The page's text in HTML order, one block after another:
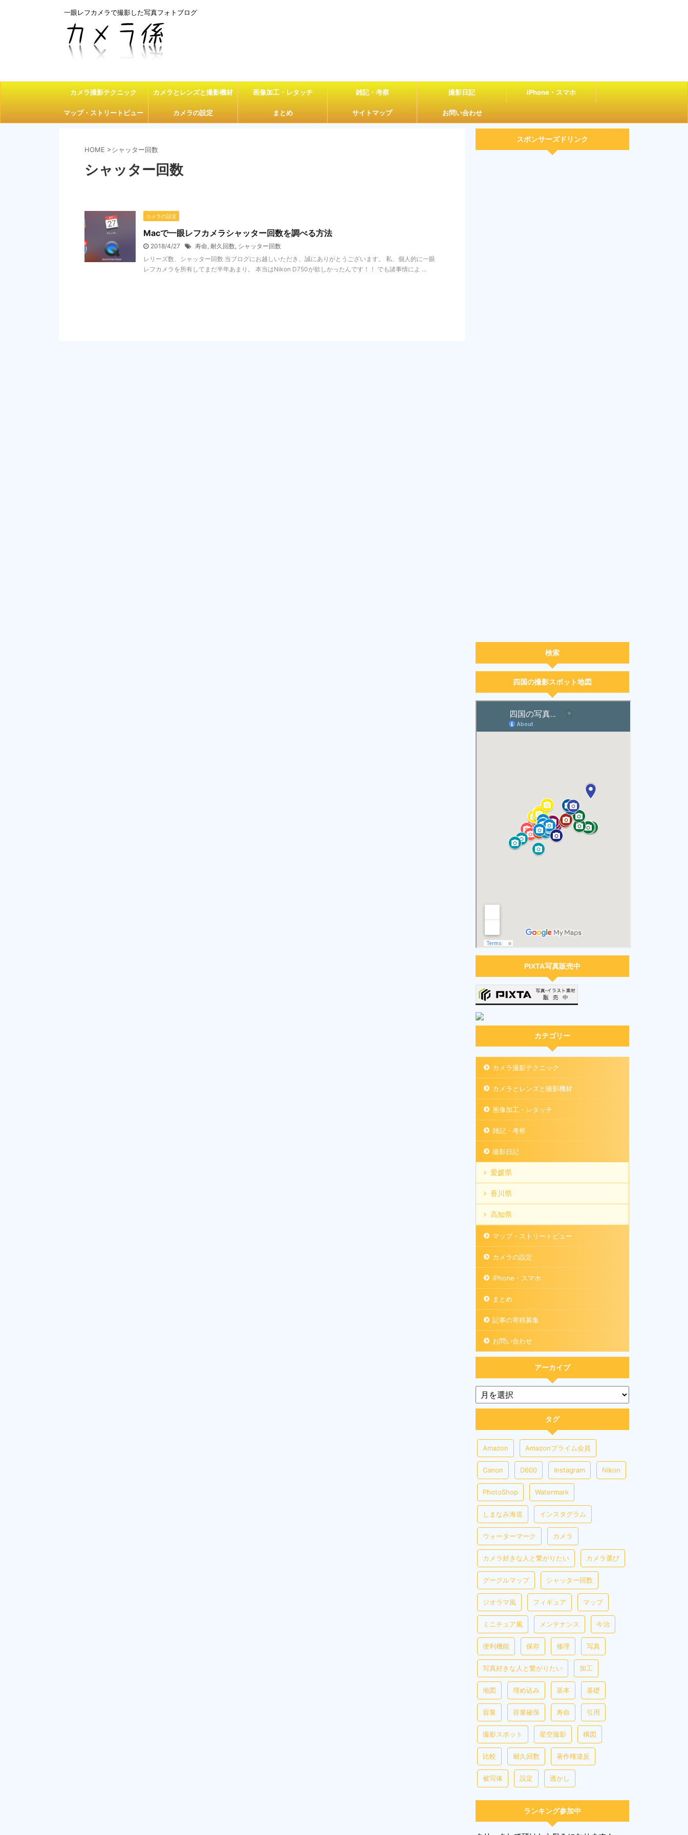
一眼レフカメラで撮影した写真フォトブログ
カメラ撮影テクニック カメラとレンズと撮影機材 画像加工・レタッチ 雑記・考察 撮影日記 iPhone・スマホ
マップ・ストリートビュー カメラの設定 まとめ サイトマップ お問い合わせ
HOME >シャッター回数
シャッター回数
カメラの設定
Macで一眼レフカメラシャッター回数を調べる方法
2018/4/27 寿命, 耐久回数, シャッター回数
レリーズ数、シャッター回数 当ブログにお越しいただき、誠にありがとうございます。 私、個人的に一眼
レフカメラを所有してまだ半年あまり。 本当はNikon D750が欲しかったんです！！ でも諸事情によ ...
スポンサーズドリンク
検索
四国の撮影スポット地図
PIXTA写真販売中
カテゴリー
カメラ撮影テクニック
カメラとレンズと撮影機材
画像加工・レタッチ
雑記・考察
撮影日記
愛媛県
香川県
高知県
マップ・ストリートビュー
カメラの設定
iPhone・スマホ
まとめ
記事の寄稿募集
お問い合わせ
アーカイブ
タグ
Amazon Amazonプライム会員
Canon D600 Instagram Nikon
PhotoShop Watermark
しまなみ海道 インスタグラム
ウォーターマーク カメラ
カメラ好きな人と繋がりたい カメラ選び
グーグルマップ シャッター回数
ジオラマ風 フィギュア マップ
ミニチュア風 メンテナンス 今治
便利機能 保存 修理 写真
写真好きな人と繋がりたい 加工
地図 埋め込み 基本 基礎
容量 容量確保 寿命 引用
撮影スポット 星空撮影 構図
比較 耐久回数 著作権違反
被写体 設定 透かし
ランキング参加中